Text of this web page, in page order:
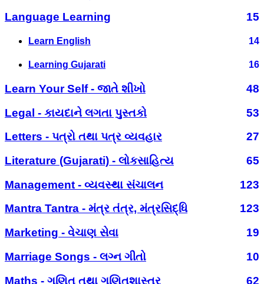
Language Learning
15
Learn English 14
Learning Gujarati 16
Learn Your Self - જાતે શીખો
48
Legal - કાયદાને લગતા પુસ્તકો
53
Letters - પત્રો તથા પત્ર વ્યવહાર
27
Literature (Gujarati) - લોકસાહિત્ય
65
Management - વ્યવસ્થા સંચાલન
123
Mantra Tantra - મંત્ર તંત્ર, મંત્રસિદ્ધિ
123
Marketing - વેચાણ સેવા
19
Marriage Songs - લગ્ન ગીતો
10
Maths - ગણિત તથા ગણિતશાસ્ત્ર
62